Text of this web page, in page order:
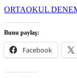
ORTAOKUL
Bunu paylaş:
Facebook